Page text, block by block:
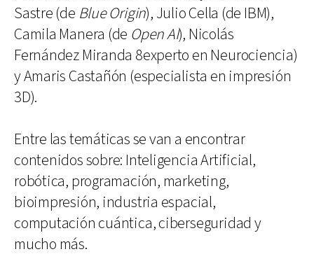
Sastre (de Blue Origin), Julio Cella (de IBM),
Camila Manera (de Open AI), Nicolás
Fernández Miranda 8experto en Neurociencia)
y Amaris Castañón (especialista en impresión
3D).
Entre las temáticas se van a encontrar
contenidos sobre: Inteligencia Artificial,
robótica, programación, marketing,
bioimpresión, industria espacial,
computación cuántica, ciberseguridad y
mucho más.